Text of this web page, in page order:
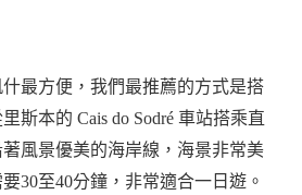
最方便，我們最推薦的方式是搭
斯本的 Cais do Sodré 車站搭乘直
風景優美的海岸線，海景非常美
30至40分鐘，非常適合一日遊。